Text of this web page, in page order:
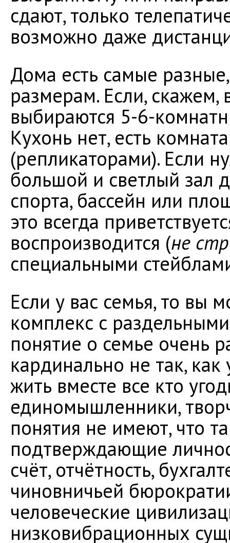
сдают, только
возможно даже
Дома есть самые
размерам. Если,
выбираются 5-6-
Кухонь нет, есть
(репликаторами). Если
большой и светлый зал
спорта, бассейн или
это всегда
воспроизводится (не
специальными
Если у вас семья, то вы
комплекс с
понятие о семье очень
кардинально не так, как
жить вместе все кто
единомышленники,
понятия не имеют, что
подтверждающие
счёт, отчётность,
чиновничьей
человеческие
низковибрационных